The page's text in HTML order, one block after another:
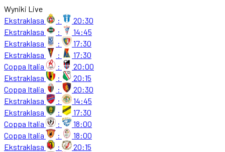
Wyniki Live
Ekstraklasa
:
20:30
Ekstraklasa
:
14:45
Ekstraklasa
:
17:30
Ekstraklasa
:
17:30
Coppa Italia
:
20:00
Ekstraklasa
:
20:15
Coppa Italia
:
20:30
Ekstraklasa
:
14:45
Ekstraklasa
:
17:30
Coppa Italia
:
18:00
Coppa Italia
:
18:00
Ekstraklasa
:
20:15